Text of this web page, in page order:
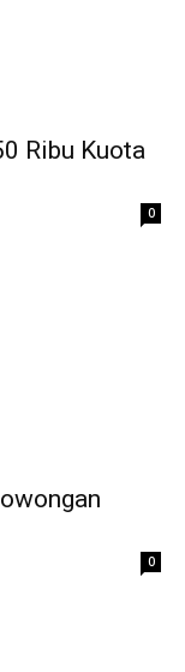
Ribu Kuota
0
0